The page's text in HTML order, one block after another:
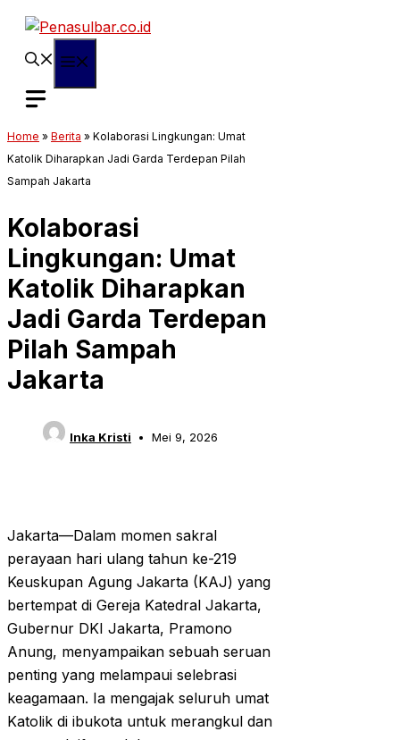
Langsung
Home » Berita » Kolaborasi Lingkungan: Umat
Katolik Diharapkan Jadi Garda Terdepan Pilah
Sampah Jakarta
Kolaborasi
Lingkungan: Umat
Katolik Diharapkan
Jadi Garda Terdepan
Pilah Sampah
Jakarta
Inka Kristi Mei 9, 2026
Jakarta—Dalam momen sakral
perayaan hari ulang tahun ke-219
Keuskupan Agung Jakarta (KAJ) yang
bertempat di Gereja Katedral Jakarta,
Gubernur DKI Jakarta, Pramono
Anung, menyampaikan sebuah seruan
penting yang melampaui selebrasi
keagamaan. Ia mengajak seluruh umat
Katolik di ibukota untuk merangkul dan